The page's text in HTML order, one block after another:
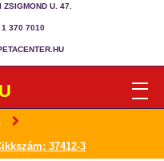
U. 47.
1 370 7010
37412-3